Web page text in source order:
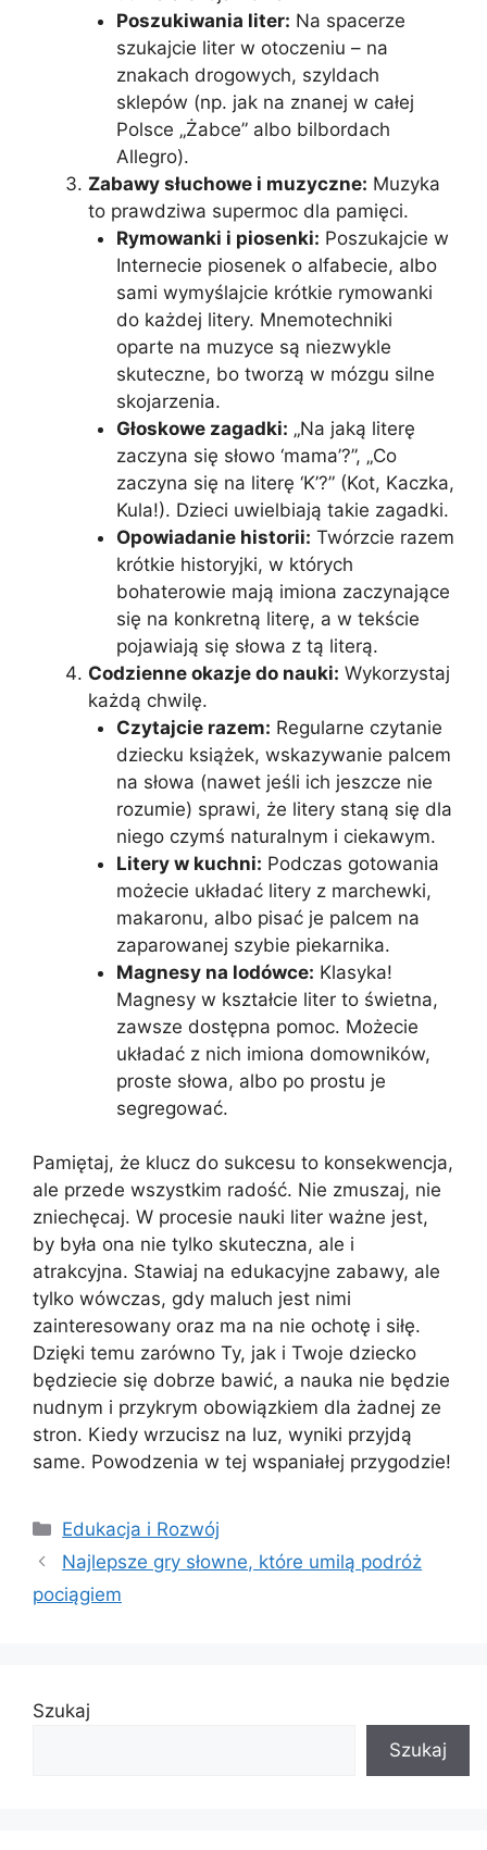
Poszukiwania liter: Na spacerze
szukajcie liter w otoczeniu – na
znakach drogowych, szyldach
sklepów (np. jak na znanej w całej
Polsce „Żabce” albo bilbordach
Allegro).
Zabawy słuchowe i muzyczne: Muzyka
to prawdziwa supermoc dla pamięci.
Rymowanki i piosenki: Poszukajcie w
Internecie piosenek o alfabecie, albo
sami wymyślajcie krótkie rymowanki
do każdej litery. Mnemotechniki
oparte na muzyce są niezwykle
skuteczne, bo tworzą w mózgu silne
skojarzenia.
Głoskowe zagadki: „Na jaką literę
zaczyna się słowo ‘mama’?”, „Co
zaczyna się na literę ‘K’?” (Kot, Kaczka,
Kula!). Dzieci uwielbiają takie zagadki.
Opowiadanie historii: Twórzcie razem
krótkie historyjki, w których
bohaterowie mają imiona zaczynające
się na konkretną literę, a w tekście
pojawiają się słowa z tą literą.
Codzienne okazje do nauki: Wykorzystaj
każdą chwilę.
Czytajcie razem: Regularne czytanie
dziecku książek, wskazywanie palcem
na słowa (nawet jeśli ich jeszcze nie
rozumie) sprawi, że litery staną się dla
niego czymś naturalnym i ciekawym.
Litery w kuchni: Podczas gotowania
możecie układać litery z marchewki,
makaronu, albo pisać je palcem na
zaparowanej szybie piekarnika.
Magnesy na lodówce: Klasyka!
Magnesy w kształcie liter to świetna,
zawsze dostępna pomoc. Możecie
układać z nich imiona domowników,
proste słowa, albo po prostu je
segregować.
Pamiętaj, że klucz do sukcesu to konsekwencja,
ale przede wszystkim radość. Nie zmuszaj, nie
zniechęcaj. W procesie nauki liter ważne jest,
by była ona nie tylko skuteczna, ale i
atrakcyjna. Stawiaj na edukacyjne zabawy, ale
tylko wówczas, gdy maluch jest nimi
zainteresowany oraz ma na nie ochotę i siłę.
Dzięki temu zarówno Ty, jak i Twoje dziecko
będziecie się dobrze bawić, a nauka nie będzie
nudnym i przykrym obowiązkiem dla żadnej ze
stron. Kiedy wrzucisz na luz, wyniki przyjdą
same. Powodzenia w tej wspaniałej przygodzie!
Kategorie
Edukacja i Rozwój
Najlepsze gry słowne, które umilą podróż
pociągiem
Szukaj
Szukaj